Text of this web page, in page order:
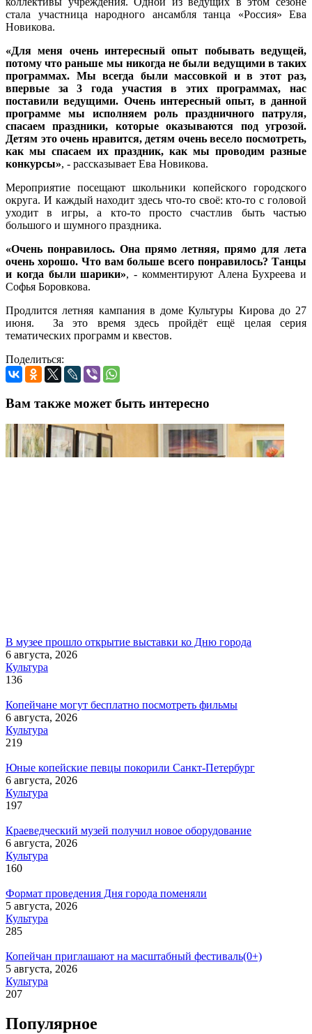
стала участница народного ансамбля танца «Россия» Ева
Новикова.
«Для меня очень интересный опыт побывать ведущей,
потому что раньше мы никогда не были ведущими в таких
программах. Мы всегда были массовкой и в этот раз,
впервые за 3 года участия в этих программах, нас
поставили ведущими. Очень интересный опыт, в данной
программе мы исполняем роль праздничного патруля,
спасаем праздники, которые оказываются под угрозой.
Детям это очень нравится, детям очень весело посмотреть,
как мы спасаем их праздник, как мы проводим разные
конкурсы», - рассказывает Ева Новикова.
Мероприятие посещают школьники копейского городского
округа. И каждый находит здесь что-то своё: кто-то с головой
уходит в игры, а кто-то просто счастлив быть частью
большого и шумного праздника.
«Очень понравилось. Она прямо летняя, прямо для лета
очень хорошо. Что вам больше всего понравилось? Танцы
и когда были шарики», - комментируют Алена Бухреева и
Софья Боровкова.
Продлится летняя кампания в доме Культуры Кирова до 27
июня. За это время здесь пройдёт ещё целая серия
тематических программ и квестов.
Поделиться:
Вам также может быть интересно
В музее прошло открытие выставки ко Дню города
6 августа, 2026
Культура
136
Копейчане могут бесплатно посмотреть фильмы
6 августа, 2026
Культура
219
Юные копейские певцы покорили Санкт-Петербург
6 августа, 2026
Культура
197
Краеведческий музей получил новое оборудование
6 августа, 2026
Культура
160
Формат проведения Дня города поменяли
5 августа, 2026
Культура
285
Копейчан приглашают на масштабный фестиваль(0+)
5 августа, 2026
Культура
207
Популярное